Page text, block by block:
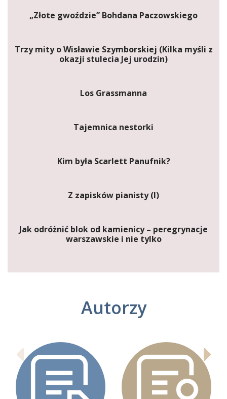
„Złote gwoździe” Bohdana Paczowskiego
Trzy mity o Wisławie Szymborskiej (Kilka myśli z
okazji stulecia Jej urodzin)
Los Grassmanna
Tajemnica nestorki
Kim była Scarlett Panufnik?
Z zapisków pianisty (I)
Jak odróżnić blok od kamienicy – peregrynacje
warszawskie i nie tylko
Autorzy